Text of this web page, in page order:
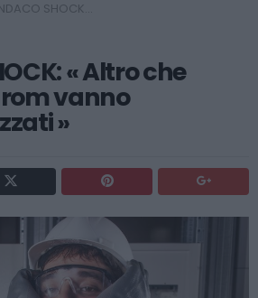
« Altro che valorizzati, i rom vanno termovalorizzati »
« Altro che
vanno
»